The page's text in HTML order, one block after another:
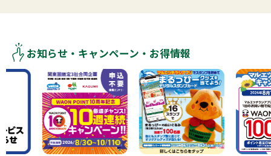
お知らせ・キャンペーン・お得情報